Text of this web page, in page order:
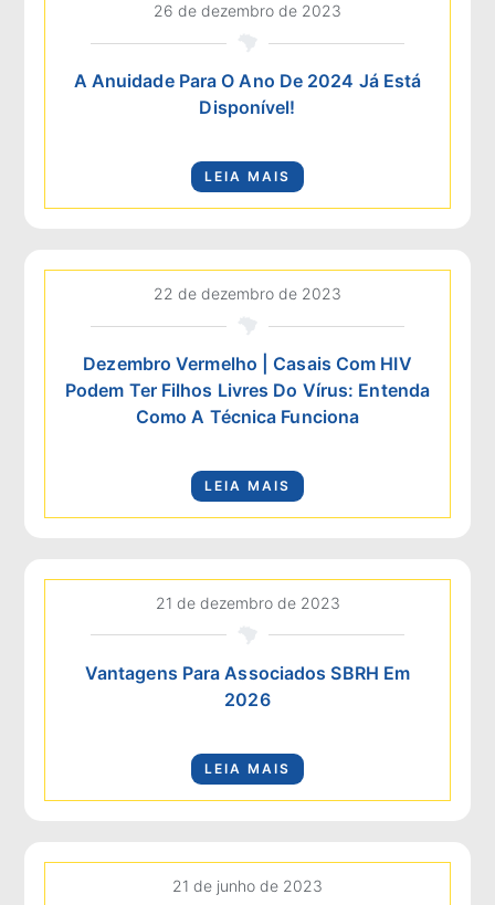
26 de dezembro de 2023
A Anuidade Para O Ano De 2024 Já Está
Disponível!
LEIA MAIS
22 de dezembro de 2023
Dezembro Vermelho | Casais Com HIV
Podem Ter Filhos Livres Do Vírus: Entenda
Como A Técnica Funciona
LEIA MAIS
21 de dezembro de 2023
Vantagens Para Associados SBRH Em
2026
LEIA MAIS
21 de junho de 2023